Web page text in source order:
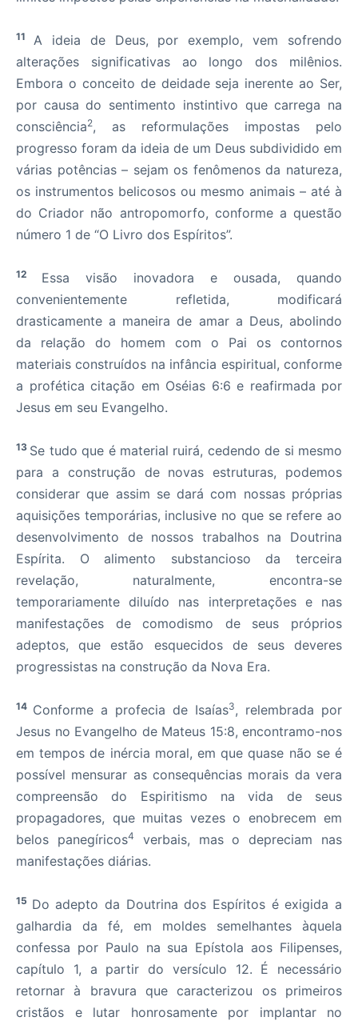
11 A ideia de Deus, por exemplo, vem sofrendo
alterações significativas ao longo dos milênios.
Embora o conceito de deidade seja inerente ao Ser,
por causa do sentimento instintivo que carrega na
consciência2, as reformulações impostas pelo
progresso foram da ideia de um Deus subdividido em
várias potências – sejam os fenômenos da natureza,
os instrumentos belicosos ou mesmo animais – até à
do Criador não antropomorfo, conforme a questão
número 1 de “O Livro dos Espíritos”.
12 Essa visão inovadora e ousada, quando
convenientemente refletida, modificará
drasticamente a maneira de amar a Deus, abolindo
da relação do homem com o Pai os contornos
materiais construídos na infância espiritual, conforme
a profética citação em Oséias 6:6 e reafirmada por
Jesus em seu Evangelho.
13 Se tudo que é material ruirá, cedendo de si mesmo
para a construção de novas estruturas, podemos
considerar que assim se dará com nossas próprias
aquisições temporárias, inclusive no que se refere ao
desenvolvimento de nossos trabalhos na Doutrina
Espírita. O alimento substancioso da terceira
revelação, naturalmente, encontra-se
temporariamente diluído nas interpretações e nas
manifestações de comodismo de seus próprios
adeptos, que estão esquecidos de seus deveres
progressistas na construção da Nova Era.
14 Conforme a profecia de Isaías3, relembrada por
Jesus no Evangelho de Mateus 15:8, encontramo-nos
em tempos de inércia moral, em que quase não se é
possível mensurar as consequências morais da vera
compreensão do Espiritismo na vida de seus
propagadores, que muitas vezes o enobrecem em
belos panegíricos4
verbais, mas o depreciam nas
manifestações diárias.
15 Do adepto da Doutrina dos Espíritos é exigida a
galhardia da fé, em moldes semelhantes àquela
confessa por Paulo na sua Epístola aos Filipenses,
capítulo 1, a partir do versículo 12. É necessário
retornar à bravura que caracterizou os primeiros
cristãos e lutar honrosamente por implantar no